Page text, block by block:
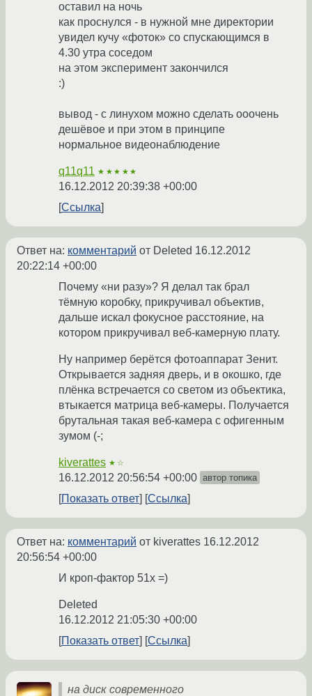
оставил на ночь
как проснулся - в нужной мне директории
увидел кучу «фоток» со спускающимся в
4.30 утра соседом
на этом эксперимент закончился
:)
вывод - с линухом можно сделать ооочень
дешёвое и при этом в принципе
нормальное видеонаблюдение
q11q11 ★★★★★
16.12.2012 20:39:38 +00:00
Ссылка
Ответ на: комментарий от Deleted 16.12.2012
20:22:14 +00:00
Почему «ни разу»? Я делал так брал
тёмную коробку, прикручивал объектив,
дальше искал фокусное расстояние, на
котором прикручивал веб-камерную плату.
Ну например берётся фотоаппарат Зенит.
Открывается задняя дверь, и в окошко, где
плёнка встречается со светом из объектика,
втыкается матрица веб-камеры. Получается
брутальная такая веб-камера с офигенным
зумом (-;
kiverattes ★☆
16.12.2012 20:56:54 +00:00 автор топика
Показать ответ Ссылка
Ответ на: комментарий от kiverattes 16.12.2012
20:56:54 +00:00
И кроп-фактор 51x =)
Deleted
16.12.2012 21:05:30 +00:00
Показать ответ
Ссылка
на диск современного